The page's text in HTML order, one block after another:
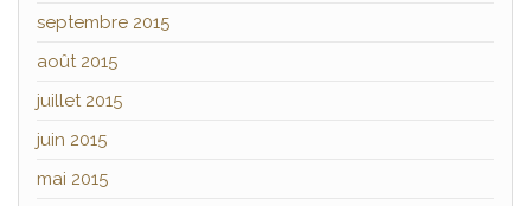
septembre 2015
août 2015
juillet 2015
juin 2015
mai 2015